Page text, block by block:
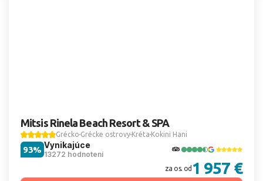
Mitsis Rinela Beach Resort & SPA
Grécko Grécke ostrovy Kréta Kokini Hani
Vynikajúce
13272 hodnotení
93%
za os. od 1 957 €